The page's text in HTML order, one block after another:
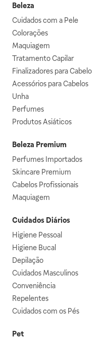
Beleza
Cuidados com a Pele
Colorações
Maquiagem
Tratamento Capilar
Finalizadores para Cabelo
Acessórios para Cabelos
Unha
Perfumes
Produtos Asiáticos
Beleza Premium
Perfumes Importados
Skincare Premium
Cabelos Profissionais
Maquiagem
Cuidados Diários
Higiene Pessoal
Higiene Bucal
Depilação
Cuidados Masculinos
Conveniência
Repelentes
Cuidados com os Pés
Pet